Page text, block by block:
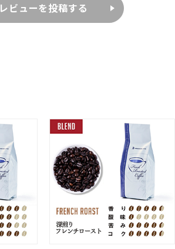
レビューを投稿する